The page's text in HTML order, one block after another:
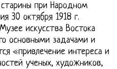
при Народном
30 октября 1918 г.
искусства Востока
основными задачами и
«привлечение интереса и
ученых, художников,